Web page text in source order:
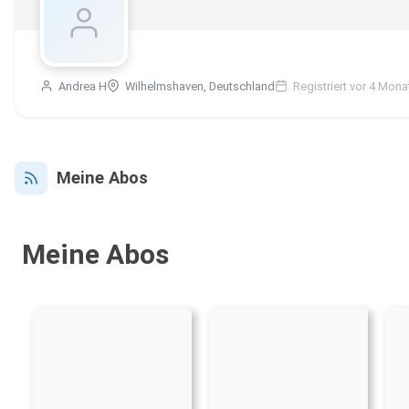
Andrea H Wilhelmshaven, Deutschland Registriert vor 4
Meine Abos
Meine Abos